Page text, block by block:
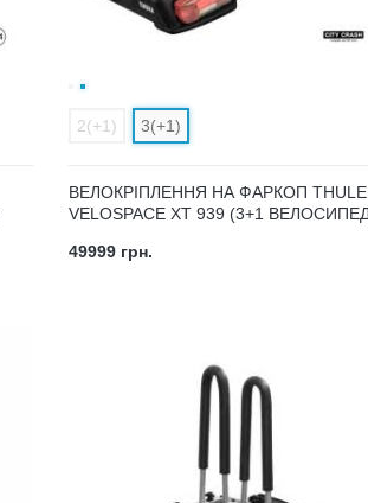
2(+1) 3(+1)
ВЕЛОКРІПЛЕННЯ НА ФАРКОП THULE
VELOSPACE XT 939 (3+1
49999 грн.